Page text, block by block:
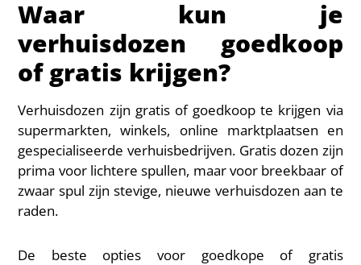
Waar kun je
verhuisdozen goedkoop
of gratis krijgen?
Verhuisdozen zijn gratis of goedkoop te krijgen via
supermarkten, winkels, online marktplaatsen en
gespecialiseerde verhuisbedrijven. Gratis dozen zijn
prima voor lichtere spullen, maar voor breekbaar of
zwaar spul zijn stevige, nieuwe verhuisdozen aan te
raden.
De beste opties voor goedkope of gratis